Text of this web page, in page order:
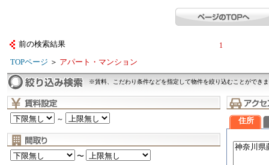
前の検索結果 1
TOPページ ＞ アパート・マンション
※賃料、こだわり条件などを指定して物件を絞り込むことができ
～
〜
住所